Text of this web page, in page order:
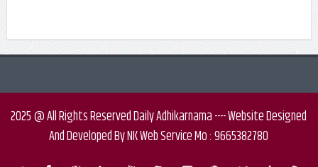
2025 @ All Rights Reserved Daily Adhikarnama ---- Website Designed
And Developed By NK Web Service Mo : 9665382780